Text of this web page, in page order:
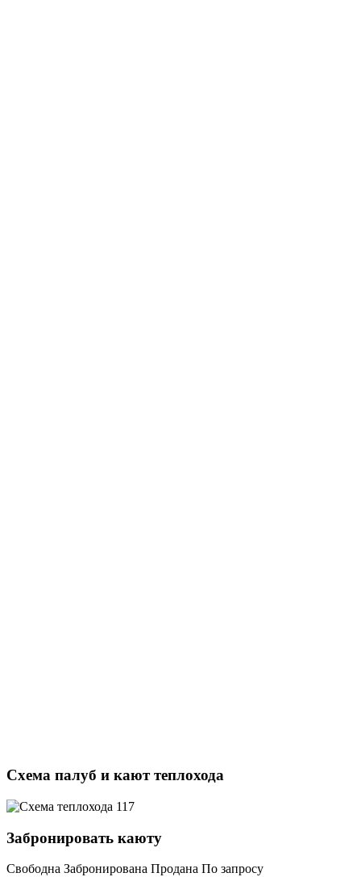
Схема палуб и кают теплохода
Забронировать каюту
Свободна Забронирована Продана По запросу